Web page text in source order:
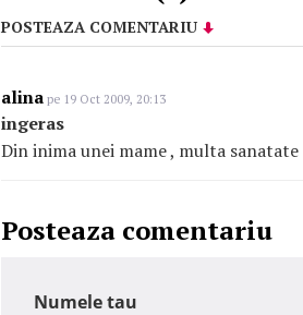
POSTEAZA COMENTARIU
alina pe 19 Oct 2009, 20:13
ingeras
Din inima unei mame , multa
Posteaza comentariu
Numele tau